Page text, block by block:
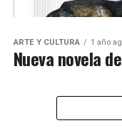
ARTE Y CULTURA 1 año
Nueva novela